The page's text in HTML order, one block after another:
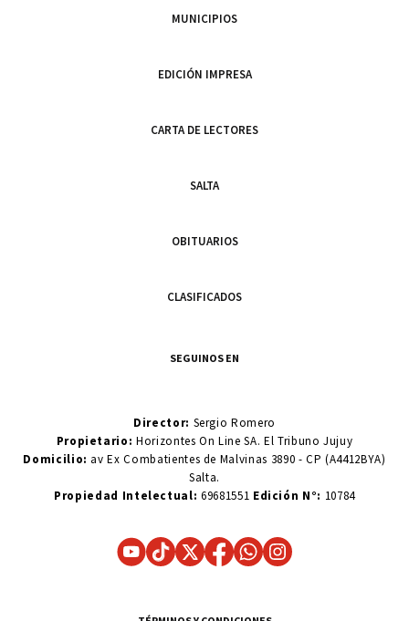
MUNICIPIOS
EDICIÓN IMPRESA
CARTA DE LECTORES
SALTA
OBITUARIOS
CLASIFICADOS
SEGUINOS EN
Director: Sergio Romero
Propietario:Horizontes On Line SA. El Tribuno Jujuy
Domicilio: av Ex Combatientes de Malvinas 3890 - CP (A4412BYA)
Salta.
Propiedad Intelectual: 69681551 Edición N°: 10784